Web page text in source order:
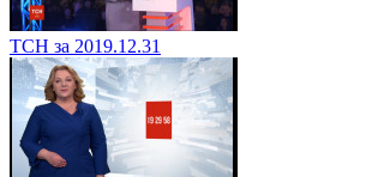
ТСН за 2019.12.31